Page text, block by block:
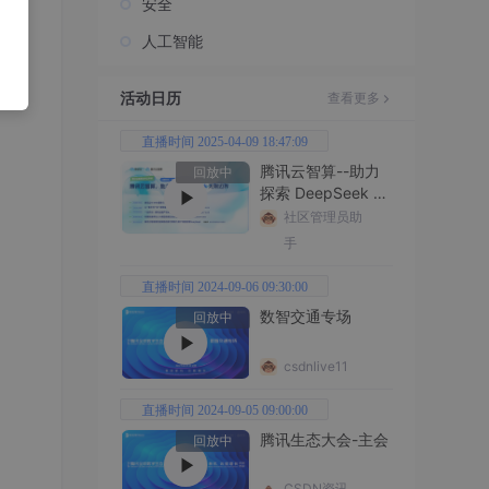
安全
人工智能
活动日历 查看更多
直播时间 2025-04-09 18:47:09
回放中
腾讯云智算--助力
探索 DeepSeek 无
限边界社区管理员助
手
直播时间 2024-09-06 09:30:00
回放中
数智交通专场
csdnlive11
直播时间 2024-09-05 09:00:00
回放中
腾讯生态大会-主会